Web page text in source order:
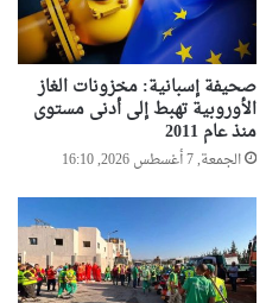
صحيفة إسبانية: مخزونات الغاز
الأوروبية تهبط إلى أدنى مستوى
منذ عام 2011
الجمعة, 7 أغسطس 2026, 16:10